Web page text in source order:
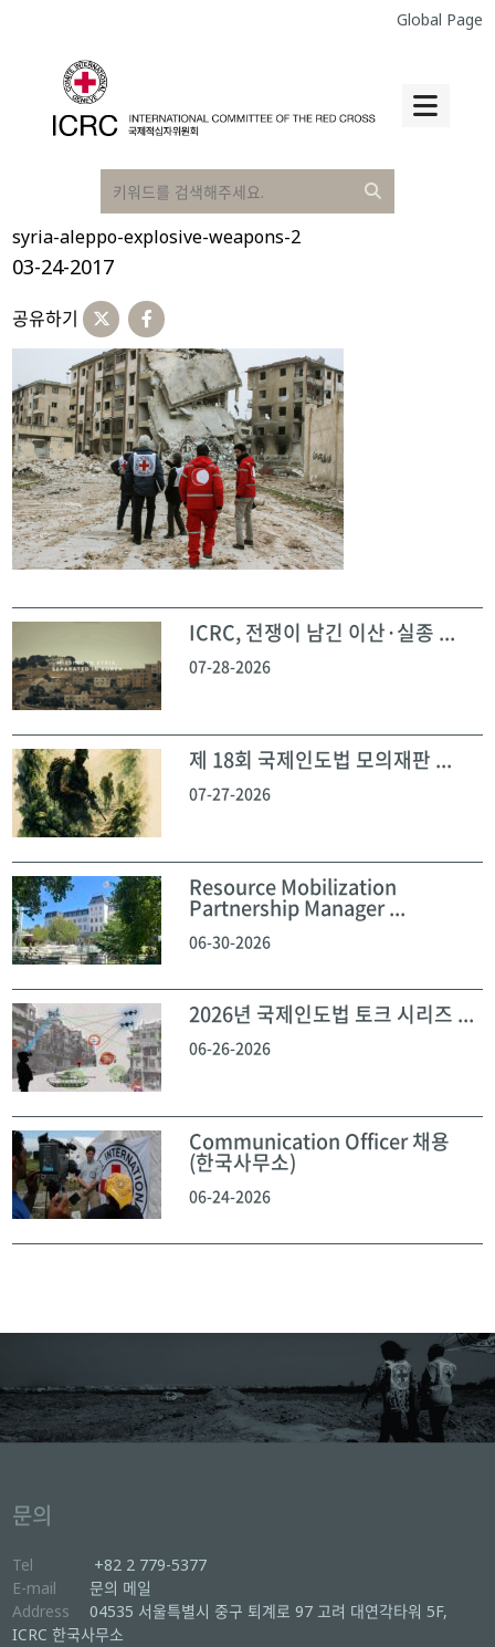
Global Page
syria-aleppo-explosive-weapons-2
03-24-2017
공유하기
ICRC, 전쟁이 남긴 이산·실종 ...
07-28-2026
제 18회 국제인도법 모의재판 ...
07-27-2026
Resource Mobilization
Partnership Manager ...
06-30-2026
2026년 국제인도법 토크 시리즈 ...
06-26-2026
Communication Officer 채용
(한국사무소)
06-24-2026
문의
Tel
+82 2 779-5377
E-mail
문의 메일
Address
04535 서울특별시 중구 퇴계로 97 고려 대연각타워 5F,
ICRC 한국사무소